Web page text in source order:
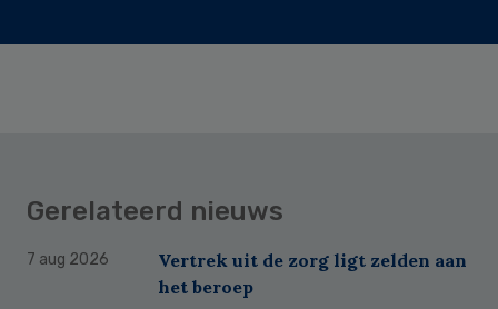
Gerelateerd nieuws
7 aug 2026
Vertrek uit de zorg ligt zelden aan
het beroep